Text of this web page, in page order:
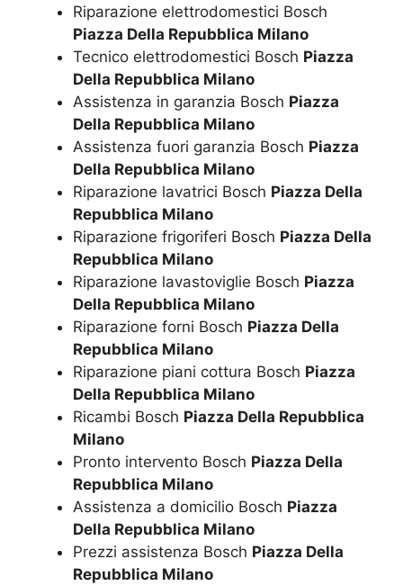
Riparazione elettrodomestici Bosch
Piazza Della Repubblica Milano
Tecnico elettrodomestici Bosch Piazza
Della Repubblica Milano
Assistenza in garanzia Bosch Piazza
Della Repubblica Milano
Assistenza fuori garanzia Bosch Piazza
Della Repubblica Milano
Riparazione lavatrici Bosch Piazza Della
Repubblica Milano
Riparazione frigoriferi Bosch Piazza Della
Repubblica Milano
Riparazione lavastoviglie Bosch Piazza
Della Repubblica Milano
Riparazione forni Bosch Piazza Della
Repubblica Milano
Riparazione piani cottura Bosch Piazza
Della Repubblica Milano
Ricambi Bosch Piazza Della Repubblica
Milano
Pronto intervento Bosch Piazza Della
Repubblica Milano
Assistenza a domicilio Bosch Piazza
Della Repubblica Milano
Prezzi assistenza Bosch Piazza Della
Repubblica Milano